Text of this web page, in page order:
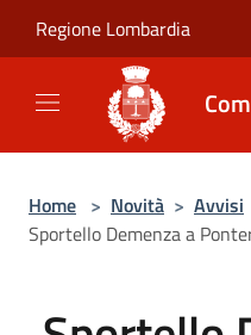
Regione Lombardia
Home > Novità > Avvisi
Sportello Demenza a